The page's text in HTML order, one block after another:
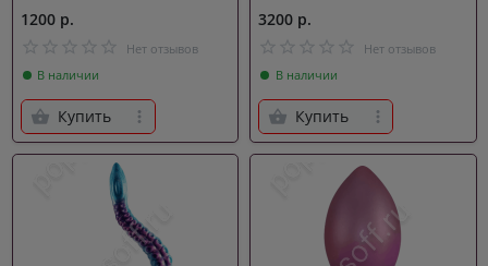
1200 р.
Нет отзывов
В наличии
Купить
3200 р.
Нет отзывов
В наличии
Купить